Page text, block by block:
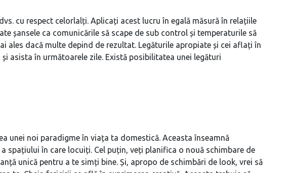
cu respect celorlalți. Aplicați acest lucru în egală măsură în relațiile
șansele ca comunicările să scape de sub control și temperaturile să
ales dacă multe depind de rezultat. Legăturile apropiate și cei aflați în
asista în următoarele zile. Există posibilitatea unei legături
unei noi paradigme în viața ta domestică. Aceasta înseamnă
spațiului în care locuiți. Cel puțin, veți planifica o nouă schimbare de
unică pentru a te simți bine. Și, apropo de schimbări de look, vrei să